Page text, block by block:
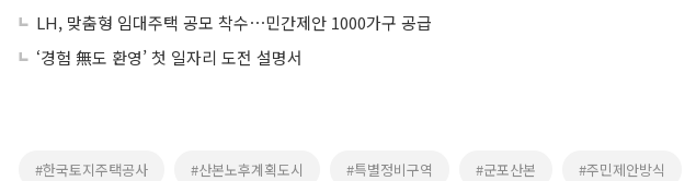
LH, 맞춤형 임대주택 공모 착수⋯민간제안 1000가구 공급
‘경험 無도 환영’ 첫 일자리 도전 설명서
#한국토지주택공사 #산본노후계획도시 #특별정비구역 #군포산본 #주민제안방식